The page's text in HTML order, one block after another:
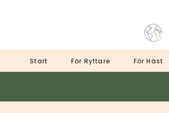
Start För Ryttare För Häst